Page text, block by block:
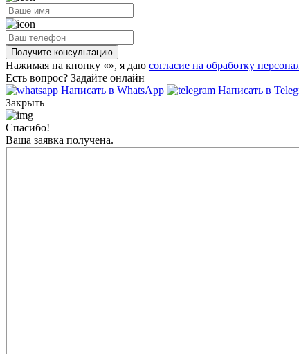
Получите консультацию
Нажимая на кнопку «», я даю согласие на обработку
Есть вопрос? Задайте онлайн
Написать в WhatsApp
Написать в
Закрыть
Спасибо!
Ваша заявка получена.